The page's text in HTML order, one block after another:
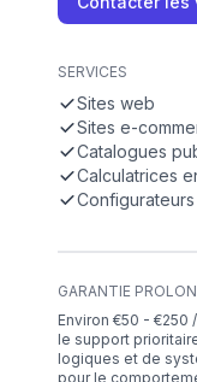
SERVICES
Sites web
Sites e-
Catalogues
Calculatrices
GARANTIE
Environ €50 - €250
le support
logiques et de
pour le